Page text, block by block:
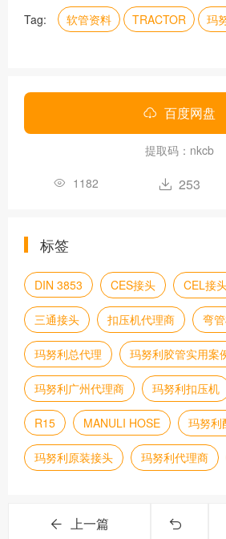
Tag: 软管资料 TRACTOR 玛
百度网盘
提取码：nkcb
1182 253
标签
DIN 3853 CES接头 CEL接
三通接头 扣压机代理商 弯
玛努利总代理 玛努利胶管实用案
玛努利广州代理商 玛努利扣压机
R15 MANULI HOSE 玛努利
玛努利原装接头 玛努利代理商
上一篇